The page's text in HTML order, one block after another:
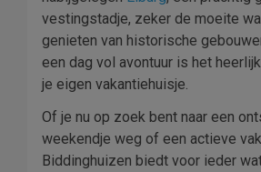
vestingstadje, zeker de moeite
genieten van historische
een dag vol avontuur is het
je eigen vakantiehuisje.
Of je nu op zoek bent naar een
weekendje weg of een actieve
Biddinghuizen biedt voor ieder